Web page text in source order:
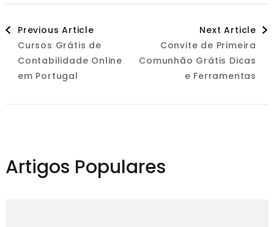
Post
Navigation
Previous Article
Cursos Grátis de
Contabilidade Online
em Portugal
Next Article
Convite de Primeira
Comunhão Grátis Dicas
e Ferramentas
Artigos Populares